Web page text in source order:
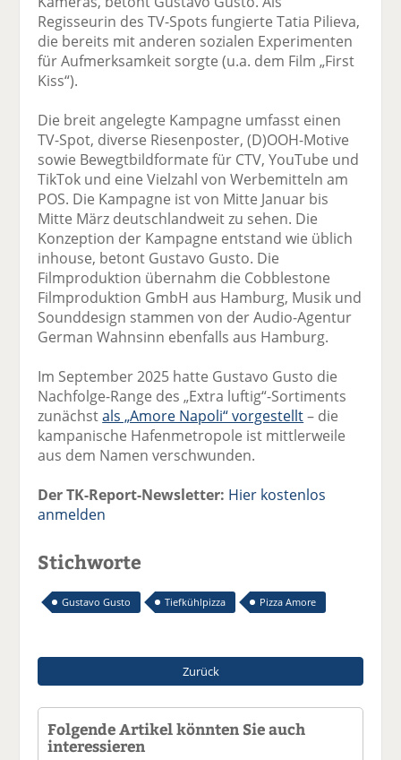
Regisseurin des TV-Spots fungierte Tatia Pilieva,
die bereits mit anderen sozialen Experimenten
für Aufmerksamkeit sorgte (u.a. dem Film „First
Kiss“).
Die breit angelegte Kampagne umfasst einen
TV-Spot, diverse Riesenposter, (D)OOH-Motive
sowie Bewegtbildformate für CTV, YouTube und
TikTok und eine Vielzahl von Werbemitteln am
POS. Die Kampagne ist von Mitte Januar bis
Mitte März deutschlandweit zu sehen. Die
Konzeption der Kampagne entstand wie üblich
inhouse, betont Gustavo Gusto. Die
Filmproduktion übernahm die Cobblestone
Filmproduktion GmbH aus Hamburg, Musik und
Sounddesign stammen von der Audio-Agentur
German Wahnsinn ebenfalls aus Hamburg.
Im September 2025 hatte Gustavo Gusto die
Nachfolge-Range des „Extra luftig“-Sortiments
zunächstals „Amore Napoli“ vorgestellt– die
kampanische Hafenmetropole ist mittlerweile
aus dem Namen verschwunden.
Der TK-Report-Newsletter: Hier kostenlos
anmelden
Stichworte
Gustavo Gusto Tiefkühlpizza Pizza Amore
Zurück
Folgende Artikel könnten Sie auch
interessieren